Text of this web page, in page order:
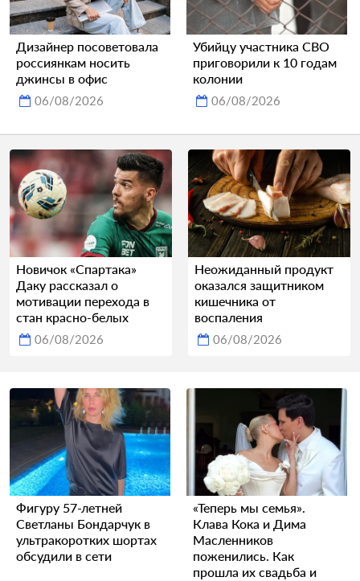
Дизайнер посоветовала
россиянкам носить
джинсы в офис
06/08/2026
Убийцу участника СВО
приговорили к 10 годам
колонии
06/08/2026
Новичок «Спартака»
Даку рассказал о
мотивации перехода в
стан красно-белых
06/08/2026
Неожиданный продукт
оказался защитником
кишечника от
воспаления
06/08/2026
Фигуру 57-летней
Светланы Бондарчук в
ультракоротких шортах
обсудили в сети
«Теперь мы семья».
Клава Кока и Дима
Масленников
поженились. Как
прошла их свадьба и